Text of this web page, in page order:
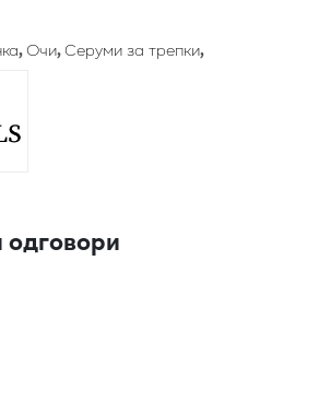
,Очи,Серуми за трепки,